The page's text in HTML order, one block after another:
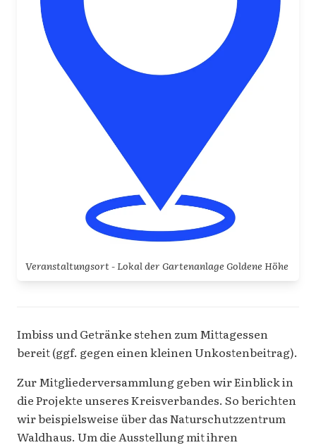
Veranstaltungsort - Lokal der Gartenanlage Goldene Höhe
Imbiss und Getränke stehen zum Mittagessen
bereit (ggf. gegen einen kleinen Unkostenbeitrag).
Zur Mitgliederversammlung geben wir Einblick in
die Projekte unseres Kreisverbandes. So berichten
wir beispielsweise über das Naturschutzzentrum
Waldhaus. Um die Ausstellung mit ihren